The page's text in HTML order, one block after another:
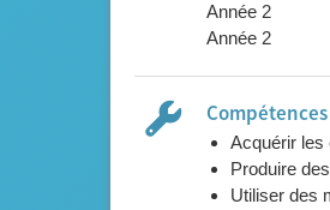
Année 2
Année 2
Acquérir les
Produire